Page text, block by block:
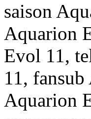
saison
Aquarion
Evol 11,
11,
Aquarion